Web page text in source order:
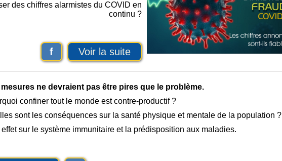
des chiffres alarmistes du COVID en
continu ?
f Voir la suite
mesures ne devraient pas être pires que le problème.
confiner tout le monde est contre-productif ?
sont les conséquences sur la santé physique et mentale de la population ?
effet sur le système immunitaire et la prédisposition aux maladies.